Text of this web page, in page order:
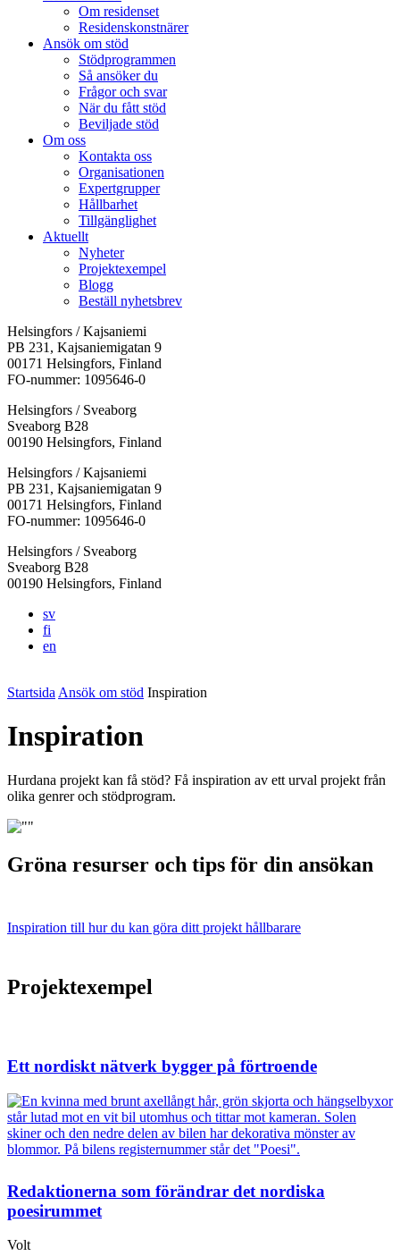
Om residenset
Residenskonstnärer
Ansök om stöd
Stödprogrammen
Så ansöker du
Frågor och svar
När du fått stöd
Beviljade stöd
Om oss
Kontakta oss
Organisationen
Expertgrupper
Hållbarhet
Tillgänglighet
Aktuellt
Nyheter
Projektexempel
Blogg
Beställ nyhetsbrev
Helsingfors / Kajsaniemi
PB 231, Kajsaniemigatan 9
00171 Helsingfors, Finland
FO-nummer: 1095646-0
Helsingfors / Sveaborg
Sveaborg B28
00190 Helsingfors, Finland
Facebook:
Öppnas
i
en
flik
Instagram:
Öppnas
i
en
flik
TikTok:
Öppnas
i
en
flik
Youtube:
Öppnas
i
en
flik
Vimeo:
Öppnas
i
en
flik
Helsingfors / Kajsaniemi
PB 231, Kajsaniemigatan 9
00171 Helsingfors, Finland
FO-nummer: 1095646-0
Helsingfors / Sveaborg
Sveaborg B28
00190 Helsingfors, Finland
sv
fi
en
Startsida Ansök om stöd Inspiration
Inspiration
Hurdana projekt kan få stöd? Få inspiration av ett urval projekt från
olika genrer och stödprogram.
Gröna resurser och tips för din ansökan
Inspiration till hur du kan göra ditt projekt hållbarare
Projektexempel
Ett nordiskt nätverk bygger på förtroende
Redaktionerna som förändrar det nordiska
poesirummet
Volt